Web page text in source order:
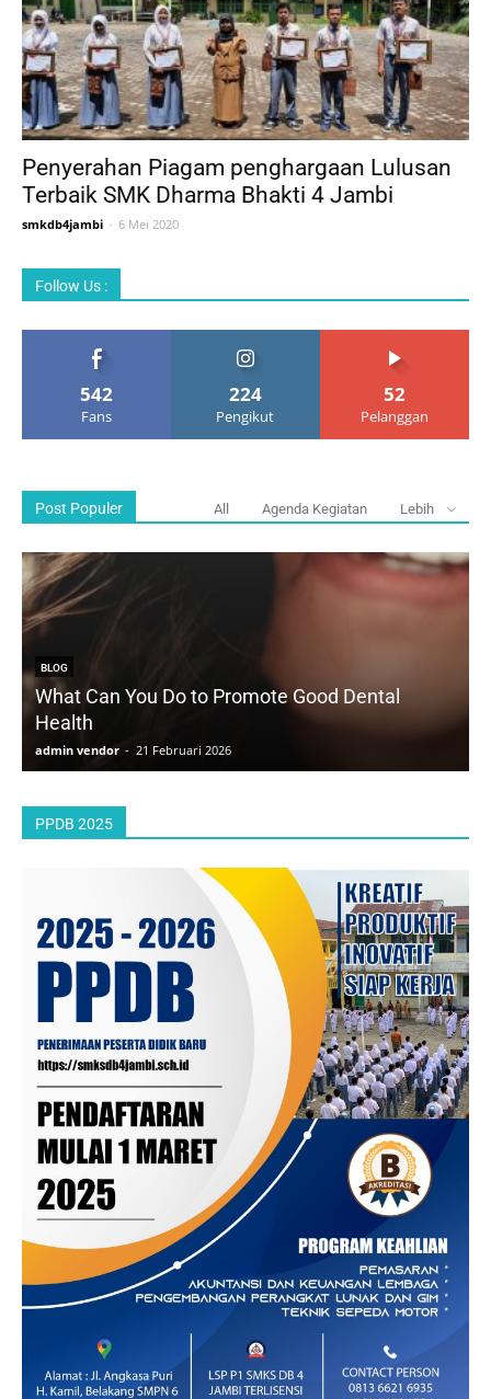
Penyerahan Piagam penghargaan Lulusan
Terbaik SMK Dharma Bhakti 4 Jambi
smkdb4jambi - 6 Mei 2020
Follow Us :
542
Fans
224
Pengikut
52
Pelanggan
Post Populer All Agenda Kegiatan Lebih
BLOG
What Can You Do to Promote Good Dental
Health
admin vendor - 21 Februari 2026
PPDB 2025